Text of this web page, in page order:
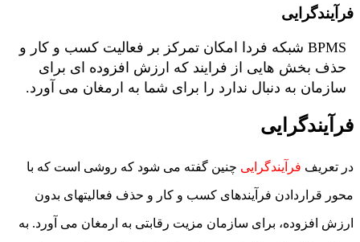
فرآیندگرایی
BPMS شبکه فردا امکان تمرکز بر فعالیت کسب و کار و
حذف بخش هایی از فرایند که ارزش افزوده ای برای
سازمان به دنبال ندارد را برای شما به ارمغان می آورد.
فرآیندگرایی
در تعریف فرآیندگرایی چنین گفته می شود که روشی است که با
محور قراردادن فرآیندهای کسب و کار و حذف فعالیتهای بدون
ارزش افزوده، برای سازمان مزیت رقابتی به ارمغان می آورد. به